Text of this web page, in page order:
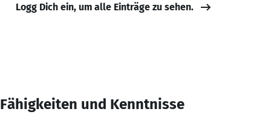
Logg Dich ein, um alle Einträge zu sehen.
Fähigkeiten und Kenntnisse